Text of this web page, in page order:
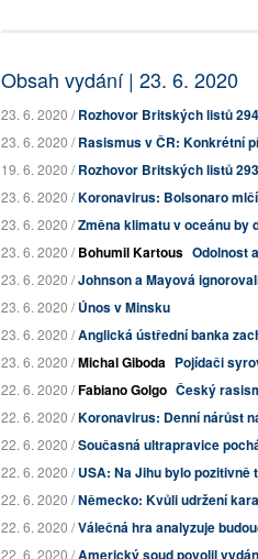
Obsah vydání | 23. 6. 2020
23. 6. 2020 /Rozhovor Britských listů
23. 6. 2020 /Rasismus v ČR: Konkrétní
19. 6. 2020 /Rozhovor Britských listů
23. 6. 2020 /Koronavirus: Bolsonaro
23. 6. 2020 /Změna klimatu v oceánu by
23. 6. 2020 /Bohumil Kartous Odolnost
23. 6. 2020 /Johnson a Mayová
23. 6. 2020 /Únos v Minsku
23. 6. 2020 /Anglická ústřední banka
23. 6. 2020 /Michal Giboda Pojídači
22. 6. 2020 /Fabiano Golgo Český
22. 6. 2020 /Koronavirus: Denní nárůst
22. 6. 2020 /Současná ultrapravice
22. 6. 2020 /USA: Na Jihu bylo
22. 6. 2020 /Německo: Kvůli udržení
22. 6. 2020 /Válečná hra analyzuje
22. 6. 2020 /Americký soud povolil